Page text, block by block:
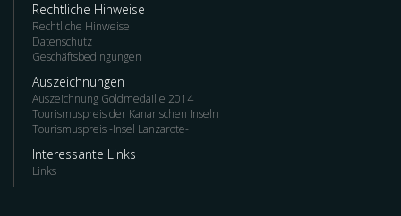
Rechtliche Hinweise
Rechtliche Hinweise
Datenschutz
Geschäftsbedingungen
Auszeichnungen
Auszeichnung Goldmedaille 2014
Tourismuspreis der Kanarischen Inseln
Tourismuspreis -Insel Lanzarote-
Interessante Links
Links